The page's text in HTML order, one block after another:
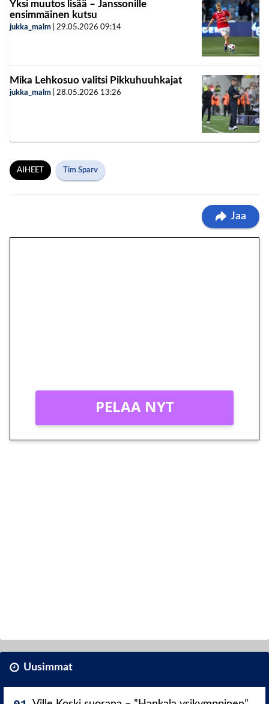
Yksi muutos lisää – Janssonille
ensimmäinen kutsu
jukka_malm 29.05.2026 09:14
Mika Lehkosuo valitsi Pikkuhuuhkajat
jukka_malm 28.05.2026 13:26
AIHEET Tim Sparv
Jaa
PELAA NYT
Uusimmat